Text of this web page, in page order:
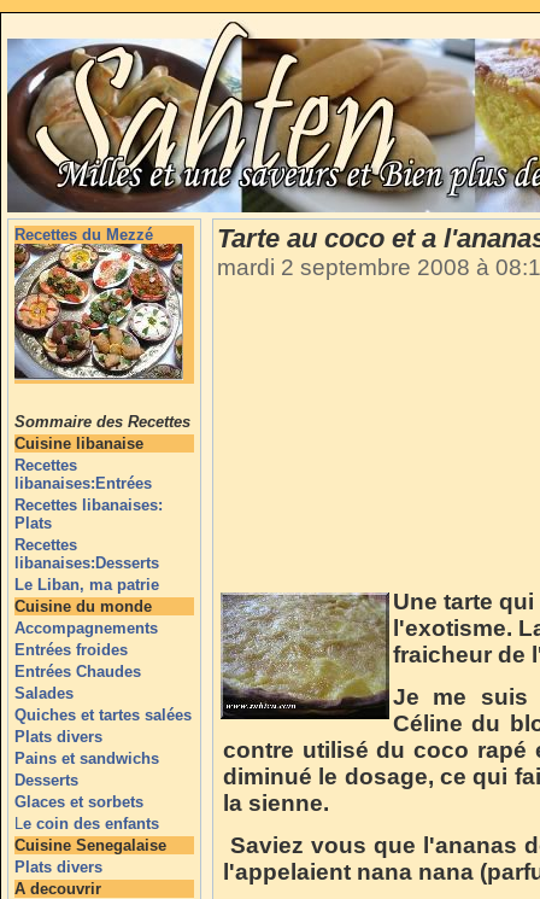
Recettes du Mezzé
Sommaire des Recettes
Cuisine libanaise
Recettes
libanaises:Entrées
Recettes libanaises:
Plats
Recettes
libanaises:Desserts
Le Liban, ma patrie
Cuisine du monde
Accompagnements
Entrées froides
Entrées Chaudes
Salades
Quiches et tartes salées
Plats divers
Pains et sandwichs
Desserts
Glaces et sorbets
Le coin des enfants
Cuisine Senegalaise
Plats divers
A decouvrir
Tarte au coco et a
mardi 2 septembre 2008 à
Une tarte
l'exotisme.
fraicheur de
Je me suis
Céline du
contre utilisé du coco rapé
diminué le dosage, ce qui
la sienne.
Saviez vous que l'ananas
l'appelaient nana nana